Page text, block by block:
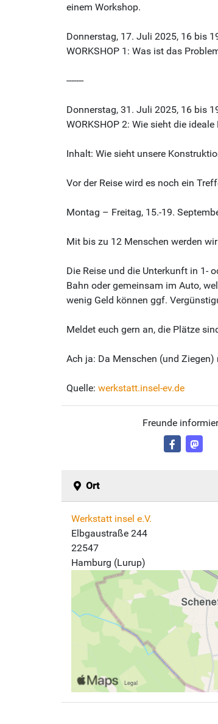
einem Workshop.
Donnerstag, 17. Juli 2025, 16 bis
WORKSHOP 1: Was ist das
-------
Donnerstag, 31. Juli 2025, 16 bis
WORKSHOP 2: Wie sieht die
Inhalt: Wie sieht unsere
Vor der Reise wird es noch ein
Montag – Freitag, 15.-19.
Mit bis zu 12 Menschen werden
Die Reise und die Unterkunft in 1-
Bahn oder gemeinsam im Auto,
wenig Geld können ggf.
Meldet euch gern an, die Plätze
Ach ja: Da Menschen (und
Quelle: werkstatt.insel-ev.de
Freunde
Ort
Werkstatt insel e.V.
Elbgaustraße 244
22547
Hamburg (Lurup)